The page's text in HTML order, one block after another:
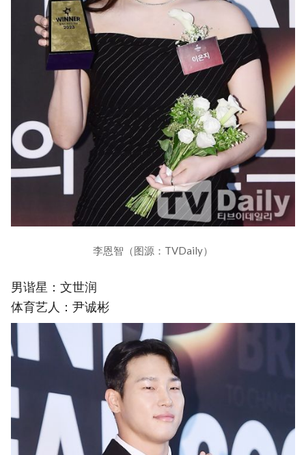
李恩智（图源：TVDaily）
男谐星：文世润
体育艺人：尹诚彬